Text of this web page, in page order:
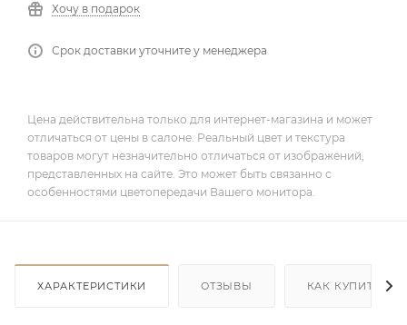
Хочу в подарок
Срок доставки уточните у менеджера
Цена действительна только для интернет-магазина и может
отличаться от цены в салоне. Реальный цвет и текстура
товаров могут незначительно отличаться от изображений,
представленных на сайте. Это может быть связанно с
особенностями цветопередачи Вашего монитора.
ХАРАКТЕРИСТИКИ ОТЗЫВЫ КАК КУПИТЬ